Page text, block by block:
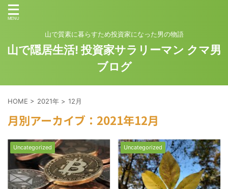
山で質素に暮らすため投資家になった男の物語
山で隠居生活! 投資家サラリーマン クマ男
ブログ
HOME > 2021年 > 12月
月別アーカイブ：2021年12月
Uncategorized Uncategorized